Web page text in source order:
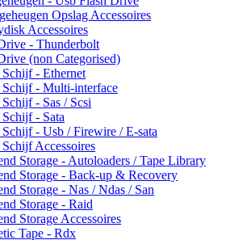
Opslag Accessoires
Accessoires
- Thunderbolt
(non Categorised)
- Ethernet
Schijf - Multi-interface
- Sas / Scsi
- Sata
- Usb / Firewire / E-sata
Accessoires
Storage - Autoloaders / Tape Library
Storage - Back-up & Recovery
Storage - Nas / Ndas / San
Storage - Raid
Storage Accessoires
Tape - Rdx